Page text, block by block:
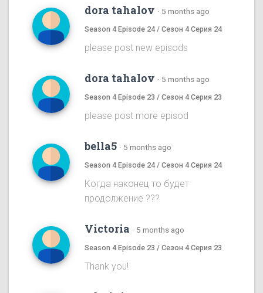
dora tahalov · 5 months ago
Season 4 Episode 24 / Сезон 4 Серия 24
please post new episods
dora tahalov · 5 months ago
Season 4 Episode 23 / Сезон 4 Серия 23
please post more episod
bella5 · 5 months ago
Season 4 Episode 24 / Сезон 4 Серия 24
Когда наконец то будет
продолжение ???
Victoria · 5 months ago
Season 4 Episode 23 / Сезон 4 Серия 23
Thank you!